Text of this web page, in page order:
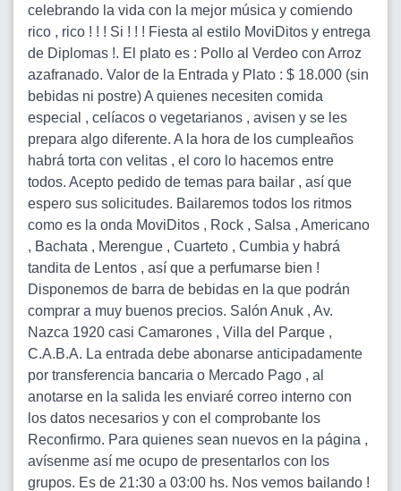
celebrando la vida con la mejor música y comiendo
rico , rico ! ! ! Si ! ! ! Fiesta al estilo MoviDitos y entrega
de Diplomas !. El plato es : Pollo al Verdeo con Arroz
azafranado. Valor de la Entrada y Plato : $ 18.000 (sin
bebidas ni postre) A quienes necesiten comida
especial , celíacos o vegetarianos , avisen y se les
prepara algo diferente. A la hora de los cumpleaños
habrá torta con velitas , el coro lo hacemos entre
todos. Acepto pedido de temas para bailar , así que
espero sus solicitudes. Bailaremos todos los ritmos
como es la onda MoviDitos , Rock , Salsa , Americano
, Bachata , Merengue , Cuarteto , Cumbia y habrá
tandita de Lentos , así que a perfumarse bien !
Disponemos de barra de bebidas en la que podrán
comprar a muy buenos precios. Salón Anuk , Av.
Nazca 1920 casi Camarones , Villa del Parque ,
C.A.B.A. La entrada debe abonarse anticipadamente
por transferencia bancaria o Mercado Pago , al
anotarse en la salida les enviaré correo interno con
los datos necesarios y con el comprobante los
Reconfirmo. Para quienes sean nuevos en la página ,
avísenme así me ocupo de presentarlos con los
grupos. Es de 21:30 a 03:00 hs. Nos vemos bailando !